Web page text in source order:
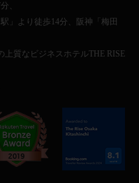
、
」より徒歩14分、阪神「梅田
質なビジネスホテルTHE RISE